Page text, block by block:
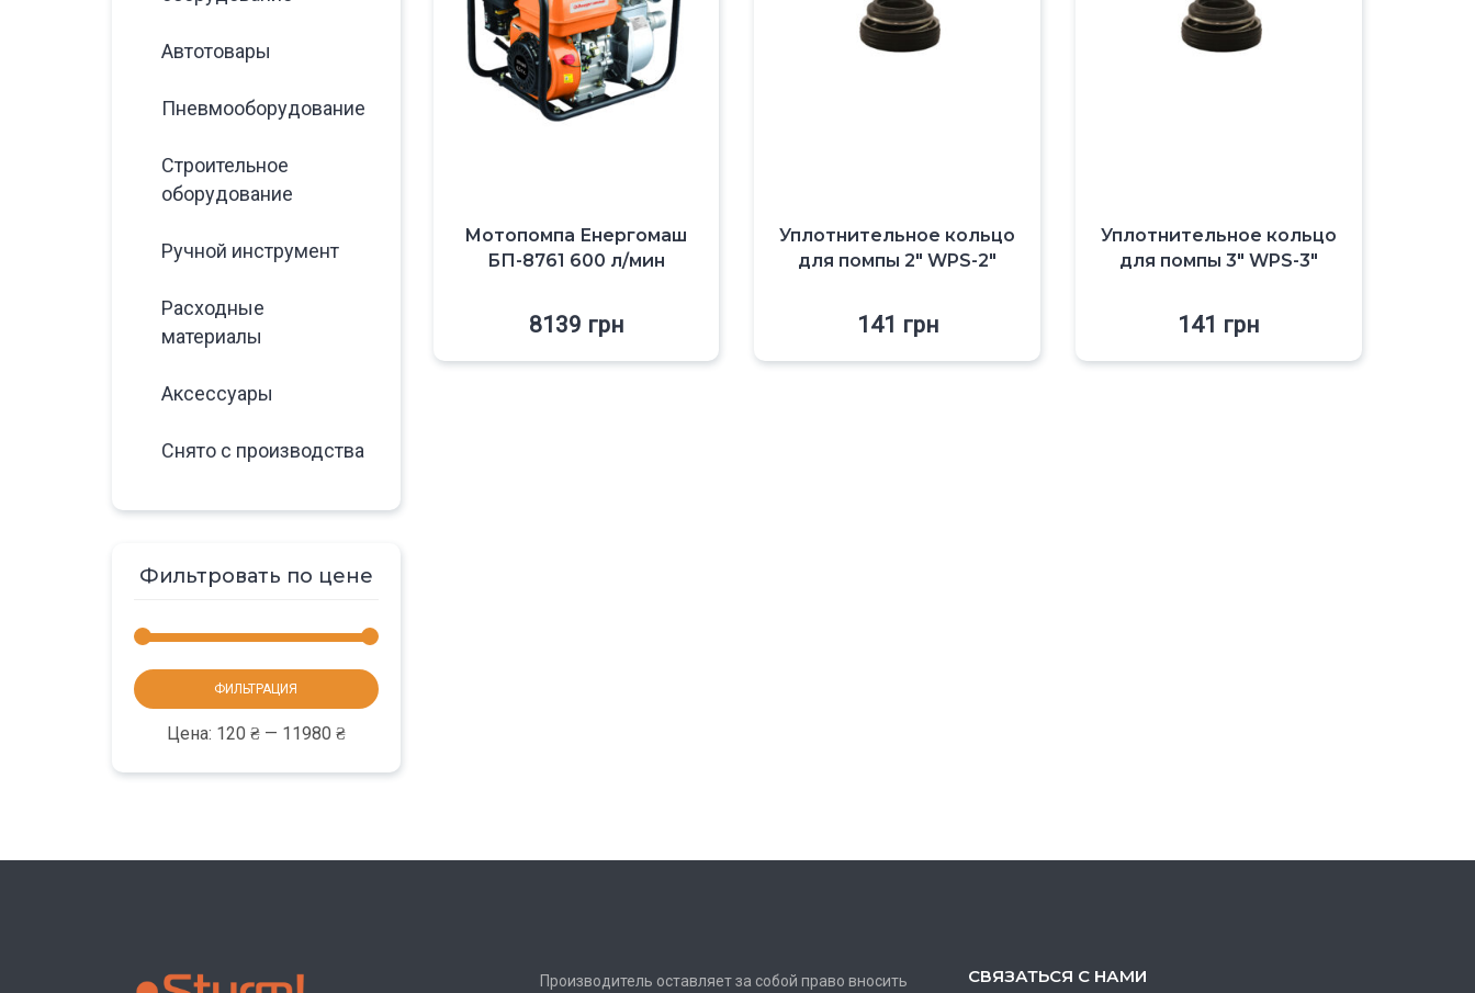
Автотовары
Пневмооборудование
Строительное
оборудование
Ручной инструмент
Расходные
материалы
Аксессуары
Снято с производства
Фильтровать по цене
Минимальная
Максимальная
ФИЛЬТРАЦИЯ
Цена: 120 ₴— 11980 ₴
Мотопомпа Енергомаш
БП-8761 600 л/мин
8139 грн
Уплотнительное кольцо
для помпы 2″ WPS-2″
141 грн
Уплотнительное кольцо
для помпы 3″ WPS-3″
141 грн
Производитель оставляет за собой право вносить СВЯЗАТЬСЯ С НАМИ